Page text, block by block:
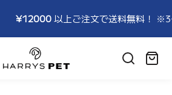
¥12000以上ご注文で送料無料！ ※3〜6
HARRYSPET
カ